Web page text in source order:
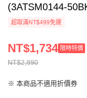
(3ATSM0144-
超取滿NT$499免運
NT$2,890
NT$1,734 限時特價
※ 本商品不適用折價券